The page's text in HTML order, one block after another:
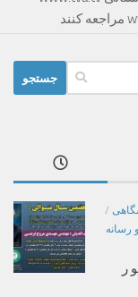
/
رسانه
ر